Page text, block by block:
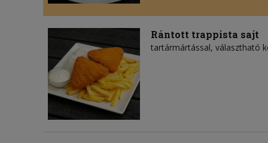
Rántott trappista sajt
tartármártással, választható